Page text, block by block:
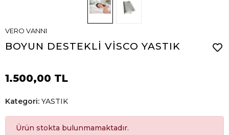
VERO VANNI
BOYUN DESTEKLİ VİSCO YASTIK
1.500,00 TL
Kategori: YASTIK
Ürün stokta bulunmamaktadır.